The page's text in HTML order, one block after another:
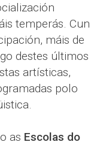
temperás. Cun
máis de
destes últimos
artísticas,
polo
as Escolas do